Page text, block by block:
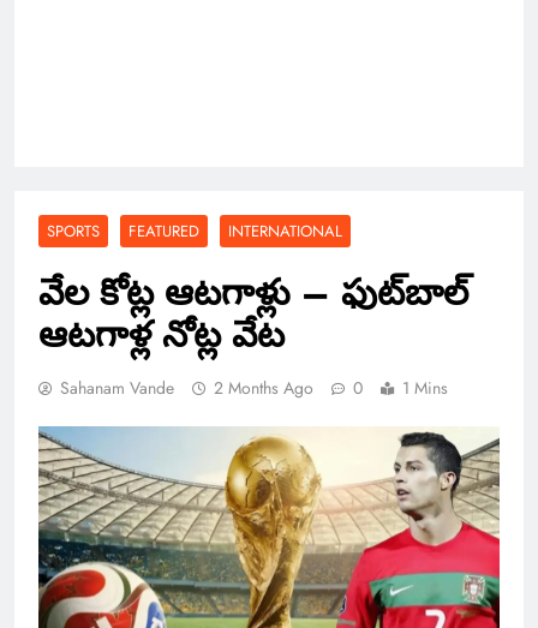
SPORTS FEATURED INTERNATIONAL
వేల కోట్ల ఆటగాళ్లు – ఫుట్‌బాల్
ఆటగాళ్ల నోట్ల వేట
Sahanam Vande 2 Months Ago 0 1 Mins